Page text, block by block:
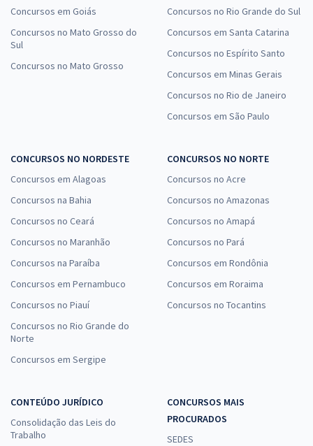
Concursos em Goiás
Concursos no Mato Grosso do
Sul
Concursos no Mato Grosso
Concursos no Rio Grande do Sul
Concursos em Santa Catarina
Concursos no Espírito Santo
Concursos em Minas Gerais
Concursos no Rio de Janeiro
Concursos em São Paulo
CONCURSOS NO NORDESTE
Concursos em Alagoas
Concursos na Bahia
Concursos no Ceará
Concursos no Maranhão
Concursos na Paraíba
Concursos em Pernambuco
Concursos no Piauí
Concursos no Rio Grande do
Norte
Concursos em Sergipe
CONCURSOS NO NORTE
Concursos no Acre
Concursos no Amazonas
Concursos no Amapá
Concursos no Pará
Concursos em Rondônia
Concursos em Roraima
Concursos no Tocantins
CONTEÚDO JURÍDICO
Consolidação das Leis do
Trabalho
CONCURSOS MAIS
PROCURADOS
SEDES